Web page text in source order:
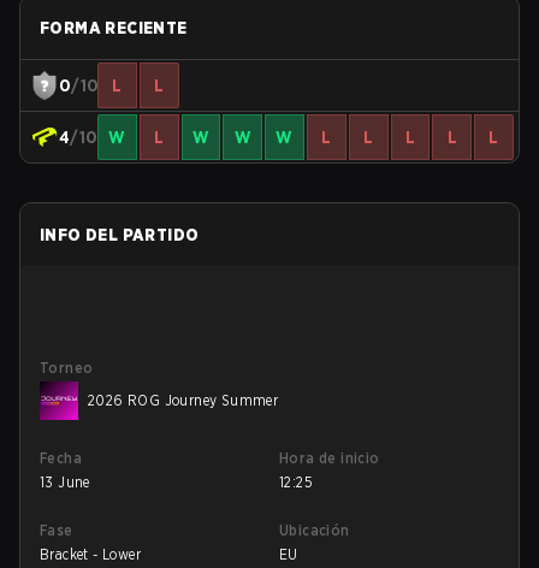
FORMA RECIENTE
0/10 L L
4/10 W L W W W L L L L L
INFO DEL PARTIDO
Torneo
2026 ROG Journey Summer
Fecha
13 June
Hora de inicio
12:25
Fase
Bracket - Lower
Ubicación
EU